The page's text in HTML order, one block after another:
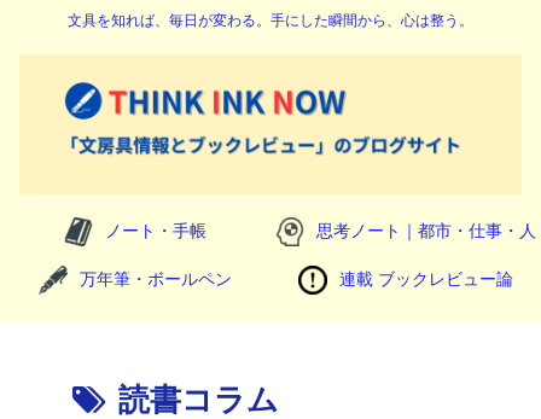
文具を知れば、毎日が変わる。手にした瞬間から、心は整う。
ノート・手帳 思考ノート｜都市・仕事・人
万年筆・ボールペン 連載 ブックレビュー論
読書コラム